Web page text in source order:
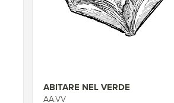
ABITARE NEL VERDE
AA.VV